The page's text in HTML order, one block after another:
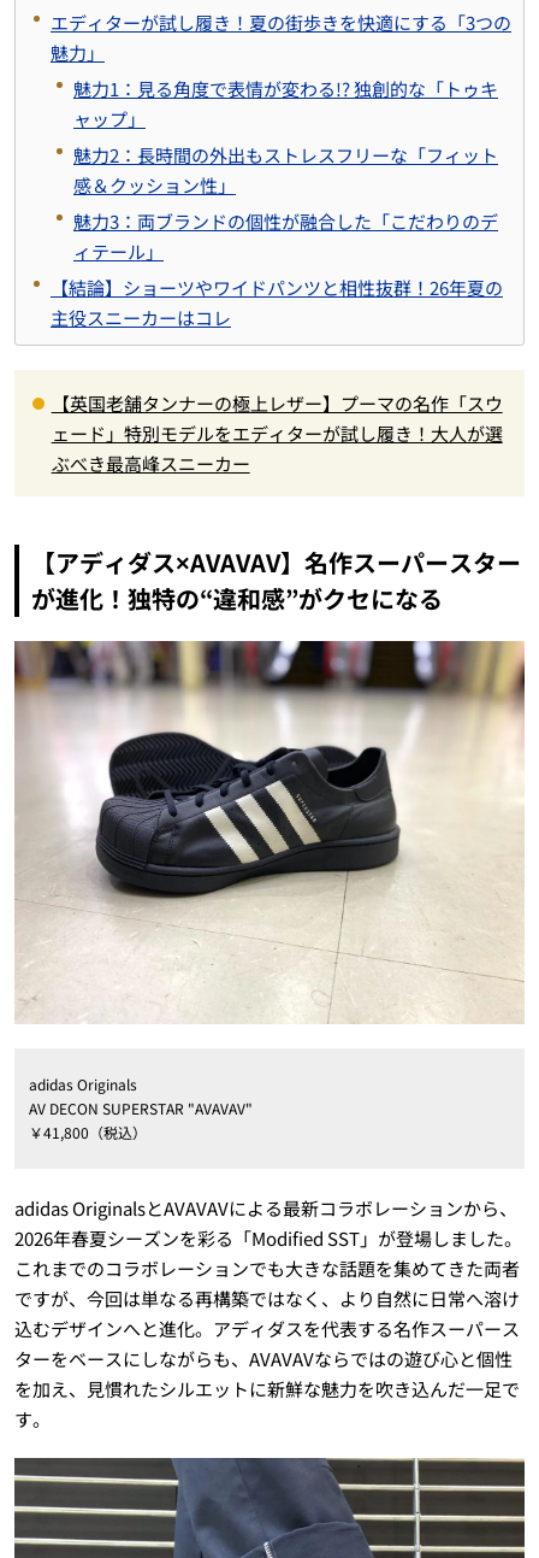
エディターが試し履き！夏の街歩きを快適にする「3つの
魅力」
魅力1：見る角度で表情が変わる!? 独創的な「トゥキ
ャップ」
魅力2：長時間の外出もストレスフリーな「フィット
感＆クッション性」
魅力3：両ブランドの個性が融合した「こだわりのデ
ィテール」
【結論】ショーツやワイドパンツと相性抜群！26年夏の
主役スニーカーはコレ
【英国老舗タンナーの極上レザー】プーマの名作「スウ
ェード」特別モデルをエディターが試し履き！大人が選
ぶべき最高峰スニーカー
【アディダス×AVAVAV】名作スーパースター
が進化！独特の“違和感”がクセになる
adidas Originals
AV DECON SUPERSTAR "AVAVAV"
￥41,800（税込）
adidas OriginalsとAVAVAVによる最新コラボレーションから、
2026年春夏シーズンを彩る「Modified SST」が登場しました。
これまでのコラボレーションでも大きな話題を集めてきた両者
ですが、今回は単なる再構築ではなく、より自然に日常へ溶け
込むデザインへと進化。アディダスを代表する名作スーパース
ターをベースにしながらも、AVAVAVならではの遊び心と個性
を加え、見慣れたシルエットに新鮮な魅力を吹き込んだ一足で
す。